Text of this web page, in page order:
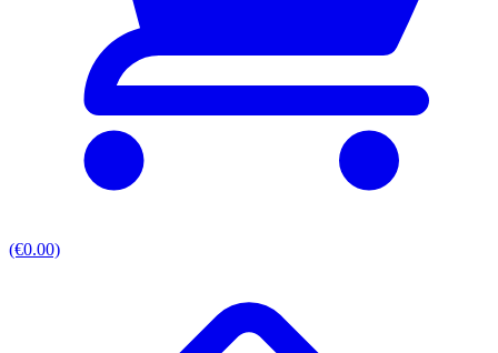
(€0.00)